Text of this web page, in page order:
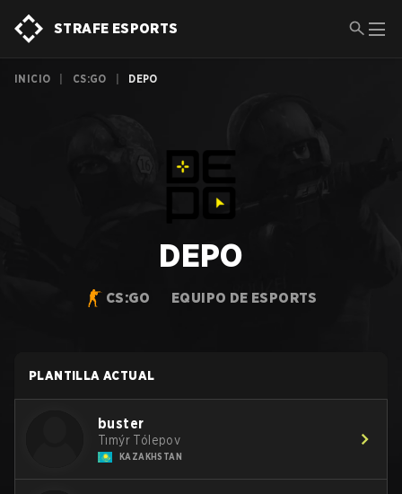
STRAFE ESPORTS
INICIO CS:GO DEPO
DEPO
CS:GO EQUIPO DE ESPORTS
PLANTILLA ACTUAL
buster
Tımýr Tólepov
KAZAKHSTAN